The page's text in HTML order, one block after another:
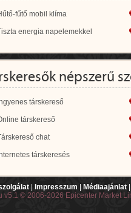
fűtő mobil klíma
energia napelemekkel
népszerű
társkereső
társkereső
chat
társkeresés
Impresszum Médiaajánlat
v5.1 © 2006-2026 Epicenter Market